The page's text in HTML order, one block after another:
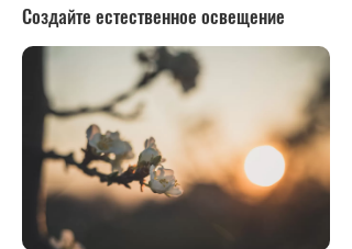
Создайте естественное освещение